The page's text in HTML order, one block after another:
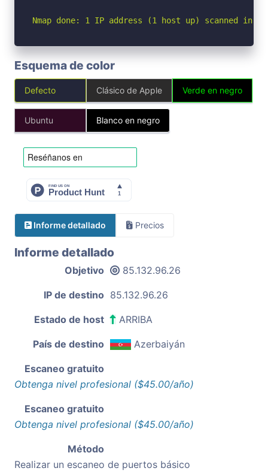
Nmap done: 1 IP address (1 host up) scanned in
Esquema de color
Defecto Clásico de Apple Verde en negro
Ubuntu Blanco en negro
Informe detallado Precios
Informe detallado
Objetivo 85.132.96.26
IP de destino 85.132.96.26
Estado de host ARRIBA
País de destino Azerbaiyán
Escaneo gratuito
Obtenga nivel profesional ($45.00/año)
Escaneo gratuito
Obtenga nivel profesional ($45.00/año)
Método
Realizar un escaneo de puertos básico